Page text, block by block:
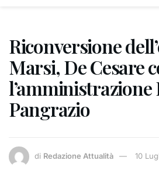
Riconversione
Marsi, De Cesare
l’amministrazione
Pangrazio
di Redazione Attualità 10